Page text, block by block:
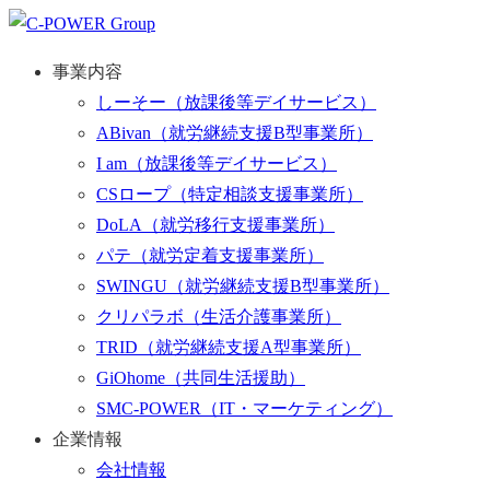
事業内容
しーそー （放課後等デイサービス）
ABivan （就労継続支援B型事業所）
I am （放課後等デイサービス）
CSロープ（特定相談支援事業所）
DoLA
（就労移行支援事業所）
パテ （就労定着支援事業所）
SWINGU （就労継続支援B型事業所）
クリパラボ （生活介護事業所）
TRID （就労継続支援A型事業所）
GiOhome （共同生活援助）
SMC-POWER
（IT・マーケティング）
企業情報
会社情報